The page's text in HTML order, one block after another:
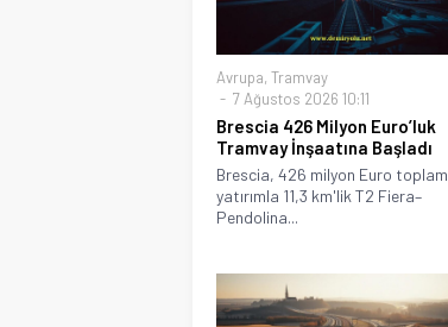
Avrupa, Tramvay
7 Ağustos 2026 10:11
Brescia 426 Milyon Euro’luk
Tramvay İnşaatına Başladı
Brescia, 426 milyon Euro toplam
yatırımla 11,3 km'lik T2 Fiera–
Pendolina...